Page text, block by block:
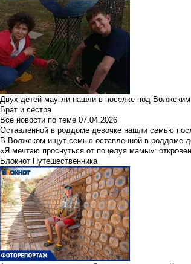
Двух детей-маугли нашли в поселке под Волжским
Брат и сестра
Все новости по теме 07.04.2026
Оставленной в роддоме девочке нашли семью
В Волжском ищут семью оставленной в роддоме
«Я мечтаю проснуться от поцелуя мамы»:
Блокнот Путешественника